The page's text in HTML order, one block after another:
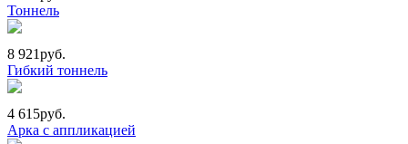
Тоннель
8 921руб.
Гибкий тоннель
4 615руб.
Арка с аппликацией